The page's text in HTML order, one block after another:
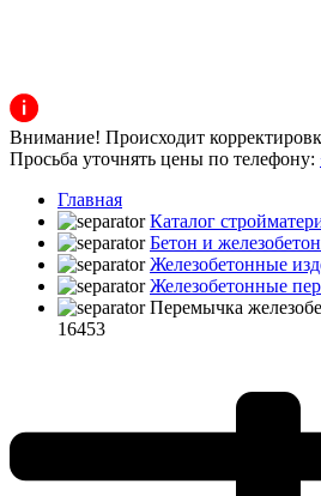
Внимание! Происходит
Просьба уточнять цены по телефону:
Главная
Каталог
Бетон и
Железобетонные
Железобетонные
Перемычка
16453